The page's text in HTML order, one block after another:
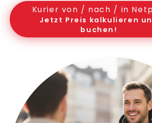
Kurier von / nach / in
Jetzt Preis kalkulieren
buchen!